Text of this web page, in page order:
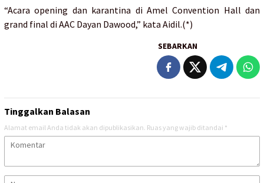
“Acara opening dan karantina di Amel Convention Hall dan
grand final di AAC Dayan Dawood,” kata Aidil.(*)
SEBARKAN
Tinggalkan Balasan
Alamat email Anda tidak akan dipublikasikan. Ruas yang wajib ditandai *